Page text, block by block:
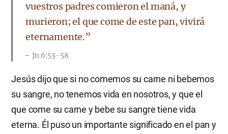
vuestros padres comieron el maná, y
murieron; el que come de este pan, vivirá
eternamente.”
Jn 6:53-58
Jesús dijo que si no comemos su carne ni bebemos
su sangre, no tenemos vida en nosotros, y que el
que come su carne y bebe su sangre tiene vida
eterna. Él puso un importante significado en el pan y